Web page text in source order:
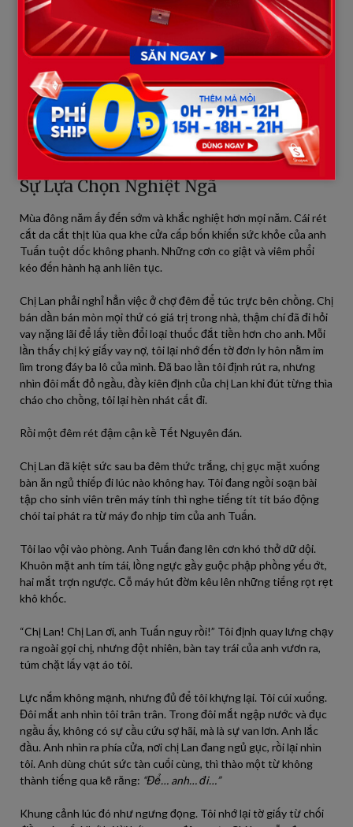
mới giúp được anh. Đây là ân huệ cuối cùng anh xin em. Hãy
thương anh… thương chị Lan. Cứ coi như anh đã chết vào cái
ngày giàn giáo sập xuống đi.”
Tiếng sấm rền vang ngoài trời. Tôi gật đầu trong vô thức. Một
cái gật đầu mang theo khối đá tảng đè nặng lên lương tâm tôi
suốt những tháng ngày sau đó. Tôi cất hai tờ giấy và chiếc hộp
sắt vào ba lô của mình, mang theo bí mật động trời ấy rời khỏi
căn phòng khi nghe tiếng lạch cạch mở cửa của chị Lan đi làm về.
Sự Lựa Chọn Nghiệt Ngã
Mùa đông năm ấy đến sớm và khắc nghiệt hơn mọi năm. Cái rét
cắt da cắt thịt lùa qua khe cửa cấp bốn khiến sức khỏe của anh
Tuấn tuột dốc không phanh. Những cơn co giật và viêm phổi
kéo đến hành hạ anh liên tục.
Chị Lan phải nghỉ hẳn việc ở chợ đêm để túc trực bên chồng. Chị
bán dần bán mòn mọi thứ có giá trị trong nhà, thậm chí đã đi hỏi
vay nặng lãi để lấy tiền đổi loại thuốc đắt tiền hơn cho anh. Mỗi
lần thấy chị ký giấy vay nợ, tôi lại nhớ đến tờ đơn ly hôn nằm im
lìm trong đáy ba lô của mình. Đã bao lần tôi định rút ra, nhưng
nhìn đôi mắt đỏ ngầu, đầy kiên định của chị Lan khi đút từng thìa
cháo cho chồng, tôi lại hèn nhát cất đi.
Rồi một đêm rét đậm cận kề Tết Nguyên đán.
Chị Lan đã kiệt sức sau ba đêm thức trắng, chị gục mặt xuống
bàn ăn ngủ thiếp đi lúc nào không hay. Tôi đang ngồi soạn bài
tập cho sinh viên trên máy tính thì nghe tiếng tít tít báo động
chói tai phát ra từ máy đo nhịp tim của anh Tuấn.
Tôi lao vội vào phòng. Anh Tuấn đang lên cơn khó thở dữ dội.
Khuôn mặt anh tím tái, lồng ngực gầy guộc phập phồng yếu ớt,
hai mắt trợn ngược. Cỗ máy hút đờm kêu lên những tiếng rọt rẹt
khô khốc.
“Chị Lan! Chị Lan ơi, anh Tuấn nguy rồi!” Tôi định quay lưng chạy
ra ngoài gọi chị, nhưng đột nhiên, bàn tay trái của anh vươn ra,
túm chặt lấy vạt áo tôi.
Lực nắm không mạnh, nhưng đủ để tôi khựng lại. Tôi cúi xuống.
Đôi mắt anh nhìn tôi trân trân. Trong đôi mắt ngập nước và đục
ngầu ấy, không có sự cầu cứu sợ hãi, mà là sự van lơn. Anh lắc
đầu. Anh nhìn ra phía cửa, nơi chị Lan đang ngủ gục, rồi lại nhìn
tôi. Anh dùng chút sức tàn cuối cùng, thì thào một từ không
thành tiếng qua kẽ răng: “Để… anh… đi…”
Khung cảnh lúc đó như ngưng đọng. Tôi nhớ lại tờ giấy từ chối